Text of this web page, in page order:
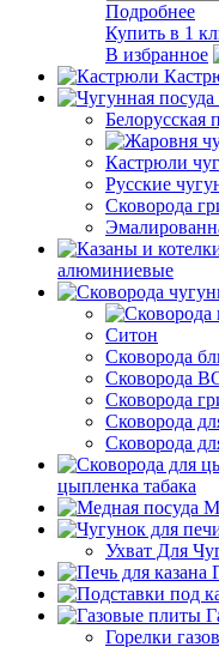
Подробнее
Купить в 1
В избранное
Белорусская
Кастрюли
Русские
Сковорода
алюминиевые
Ситон
Сковорода
Сковорода
Сковорода
Сковорода
Сковорода
цыпленка табака
Ухват Для
Горелки